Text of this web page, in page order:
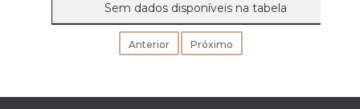
Sem dados disponíveis na tabela
Anterior Próximo